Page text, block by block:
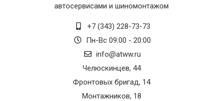
автосервисами и шиномонтажом
+7 (343) 228-73-73
Пн-Вс 09:00 - 20:00
info@atww.ru
Челюскинцев, 44
Фронтовых бригад, 14
Монтажников, 18